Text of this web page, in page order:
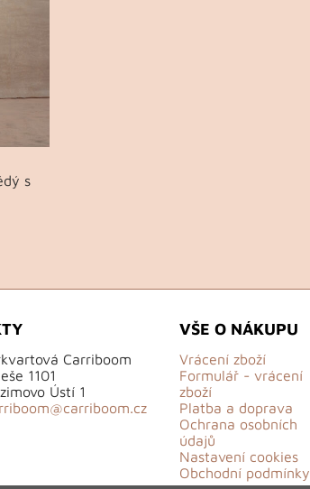
s
Carriboom
1101
Ústí 1
VŠE O NÁKUPU
Vrácení zboží
Formulář - vrácení
zboží
Platba a doprava
Ochrana osobních
údajů
Nastavení cookies
Obchodní podmínky